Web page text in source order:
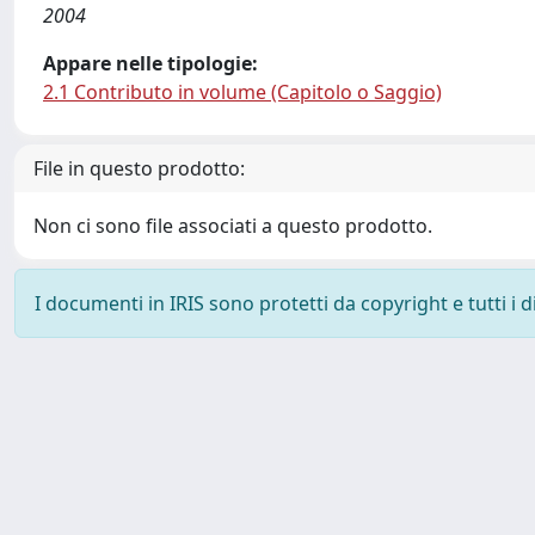
2004
Appare nelle tipologie:
2.1 Contributo in volume (Capitolo o Saggio)
File in questo prodotto:
Non ci sono file associati a questo prodotto.
I documenti in IRIS sono protetti da copyright e tutti i